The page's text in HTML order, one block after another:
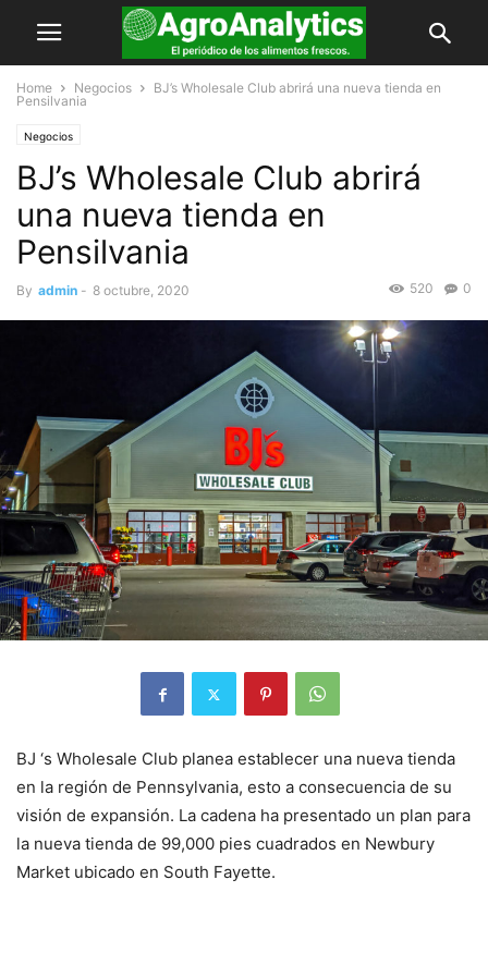
Home Negocios
BJ’s Wholesale Club abrirá una nueva tienda en
Pensilvania
Negocios
BJ’s Wholesale Club abrirá
una nueva tienda en
Pensilvania
By admin - 8 octubre, 2020 0
520
BJ ‘s Wholesale Club planea establecer una nueva tienda
en la región de Pennsylvania, esto a consecuencia de su
visión de expansión. La cadena ha presentado un plan para
la nueva tienda de 99,000 pies cuadrados en Newbury
Market ubicado en South Fayette.